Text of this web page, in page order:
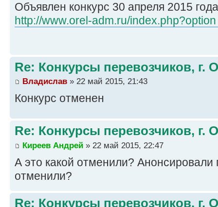
Объявлен конкурс 30 апреля 2015 года
http://www.orel-adm.ru/
Re: Конкурсы перевозчиков, г.
Владислав » 22 май 2015, 21:43
Конкурс отменен
Re: Конкурсы перевозчиков, г.
Киреев Андрей » 22 май 2015, 22:47
А это какой отменили? Анонсировали
отменили?
Re: Конкурсы перевозчиков, г.